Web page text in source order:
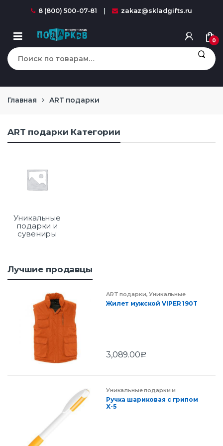
8 (800) 500-07-81 zakaz@skladgifts.ru
0
Искать:
Главная ART подарки
ART подарки Категории
Уникальные
подарки и
сувениры
Лучшие продавцы
ART подарки,Уникальные
подарки и сувениры
Жилет мужской VIPER 190T
3,089.00Р
Уникальные подарки и
сувениры ART подарки
Ручка шариковая с грипом
X-5